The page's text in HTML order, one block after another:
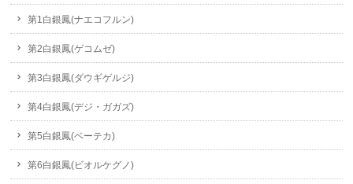
第1白銀鳳(ナエコフルン)
第2白銀鳳(ゲコムゼ)
第3白銀鳳(ダウギゲルジ)
第4白銀鳳(デジ・ガガズ)
第5白銀鳳(ベーテカ)
第6白銀鳳(ビオルケグノ)